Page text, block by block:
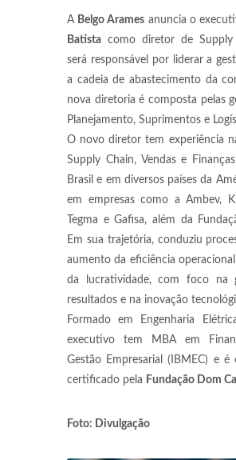
A Belgo Arames anuncia o
Batista como diretor de Supply
será responsável por liderar a
a cadeia de abastecimento da
nova diretoria é composta pelas
Planejamento, Suprimentos e
O novo diretor tem experiência
Supply Chain, Vendas e
Brasil e em diversos países da
em empresas como a Ambev,
Tegma e Gafisa, além da
Em sua trajetória, conduziu
aumento da eficiência
da lucratividade, com foco na
resultados e na inovação
Formado em Engenharia
executivo tem MBA em
Gestão Empresarial (IBMEC) e é
certificado pela Fundação Dom
Foto: Divulgação